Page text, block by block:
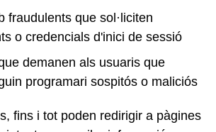
fraudulents que sol·liciten
o credencials d'inici de sessió
demanen als usuaris que
programari sospitós o maliciós
fins i tot poden redirigir a pàgines